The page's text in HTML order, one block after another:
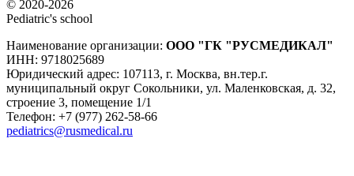
© 2020-2026
Pediatric's school
Наименование организации: ООО "ГК "РУСМЕДИКАЛ"
ИНН: 9718025689
Юридический адрес: 107113, г. Москва, вн.тер.г.
муниципальный округ Сокольники, ул. Маленковская, д. 32,
строение 3, помещение 1/1
Телефон: +7 (977) 262-58-66
pediatrics@rusmedical.ru